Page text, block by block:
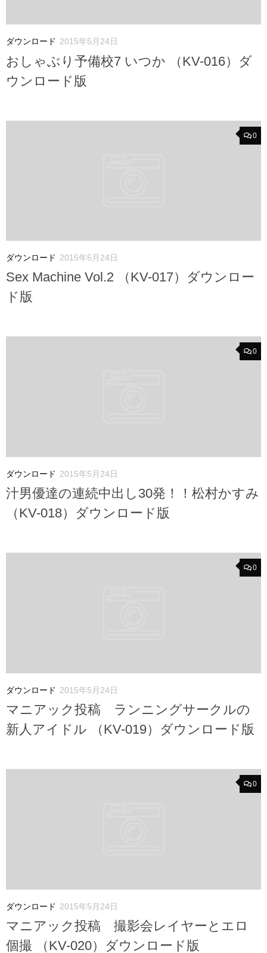
ダウンロード 2015年5月24日
おしゃぶり予備校7 いつか （KV-016）ダ
ウンロード版
0
ダウンロード 2015年5月24日
Sex Machine Vol.2 （KV-017）ダウンロー
ド版
0
ダウンロード 2015年5月24日
汁男優達の連続中出し30発！！松村かすみ
（KV-018）ダウンロード版
0
ダウンロード 2015年5月24日
マニアック投稿 ランニングサークルの
新人アイドル （KV-019）ダウンロード版
0
ダウンロード 2015年5月24日
マニアック投稿 撮影会レイヤーとエロ
個撮 （KV-020）ダウンロード版